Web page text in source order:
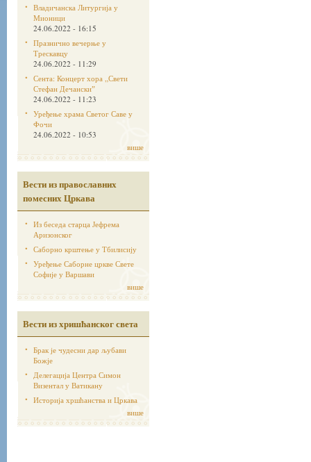
Владичанска Литургија у
Мионици
24.06.2022 - 16:15
Празнично вечерње у
Трескавцу
24.06.2022 - 11:29
Сента: Концерт хора „Свети
Стефан Дечанскиˮ
24.06.2022 - 11:23
Уређење храма Светог Саве у
Фочи
24.06.2022 - 10:53
више
Вести из православних
помесних Цркава
Из беседа старца Јефрема
Аризонског
Саборно крштење у Тбилисију
Уређење Саборне цркве Свете
Софије у Варшави
више
Вести из хришћанског света
Брак је чудесни дар љубави
Божје
Делегација Центра Симон
Визентал у Ватикану
Историја хршћанства и Цркава
више